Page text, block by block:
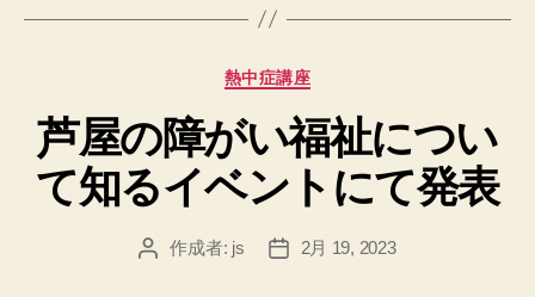
カ
ゴ
リ
ー
熱中症講座
芦屋の障がい福祉につい
て知るイベントにて発表
投
作成者: js
投
2月 19, 2023